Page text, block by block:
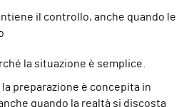
il controllo, anche quando le
la situazione è semplice.
preparazione è concepita in
quando la realtà si discosta